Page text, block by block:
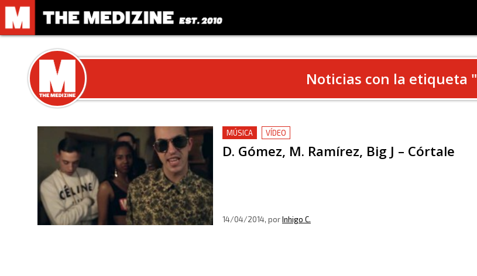
Noticias con la etiqueta "
MÚSICA VÍDEO
D. Gómez, M. Ramírez, Big J – Córtale
14/04/2014, porInhigo C.